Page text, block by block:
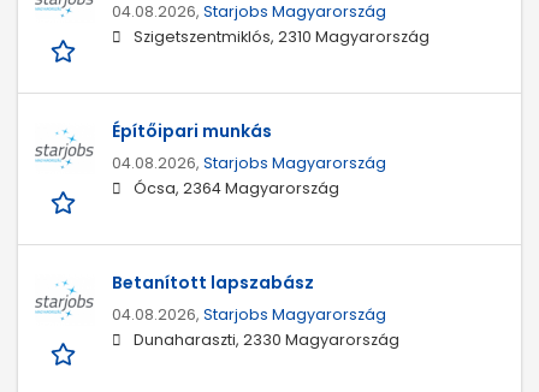
04.08.2026, Starjobs Magyarország
Szigetszentmiklós, 2310 Magyarország
Építőipari munkás
04.08.2026, Starjobs Magyarország
Ócsa, 2364 Magyarország
Betanított lapszabász
04.08.2026, Starjobs Magyarország
Dunaharaszti, 2330 Magyarország